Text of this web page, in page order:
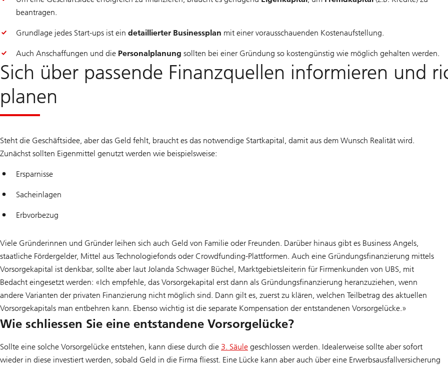
beantragen.
Grundlage jedes Start-ups ist ein detaillierter Businessplan mit einer vorausschauenden Kostenaufstellung.
Auch Anschaffungen und die Personalplanung sollten bei einer Gründung so kostengünstig wie möglich gehalten werden.
Sich über passende Finanzquellen informieren und
planen
Steht die Geschäftsidee, aber das Geld fehlt, braucht es das notwendige Startkapital, damit aus dem Wunsch Realität wird.
Zunächst sollten Eigenmittel genutzt werden wie beispielsweise:
Ersparnisse
Sacheinlagen
Erbvorbezug
Viele Gründerinnen und Gründer leihen sich auch Geld von Familie oder Freunden. Darüber hinaus gibt es Business Angels,
staatliche Fördergelder, Mittel aus Technologiefonds oder Crowdfunding-Plattformen. Auch eine Gründungsfinanzierung mittels
Vorsorgekapital ist denkbar, sollte aber laut Jolanda Schwager Büchel, Marktgebietsleiterin für Firmenkunden von UBS, mit
Bedacht eingesetzt werden: «Ich empfehle, das Vorsorgekapital erst dann als Gründungsfinanzierung heranzuziehen, wenn
andere Varianten der privaten Finanzierung nicht möglich sind. Dann gilt es, zuerst zu klären, welchen Teilbetrag des aktuellen
Vorsorgekapitals man entbehren kann. Ebenso wichtig ist die separate Kompensation der entstandenen Vorsorgelücke.»
Wie schliessen Sie eine entstandene Vorsorgelücke?
Sollte eine solche Vorsorgelücke entstehen, kann diese durch die 3. Säule geschlossen werden. Idealerweise sollte aber sofort
wieder in diese investiert werden, sobald Geld in die Firma fliesst. Eine Lücke kann aber auch über eine Erwerbsausfallversicherung